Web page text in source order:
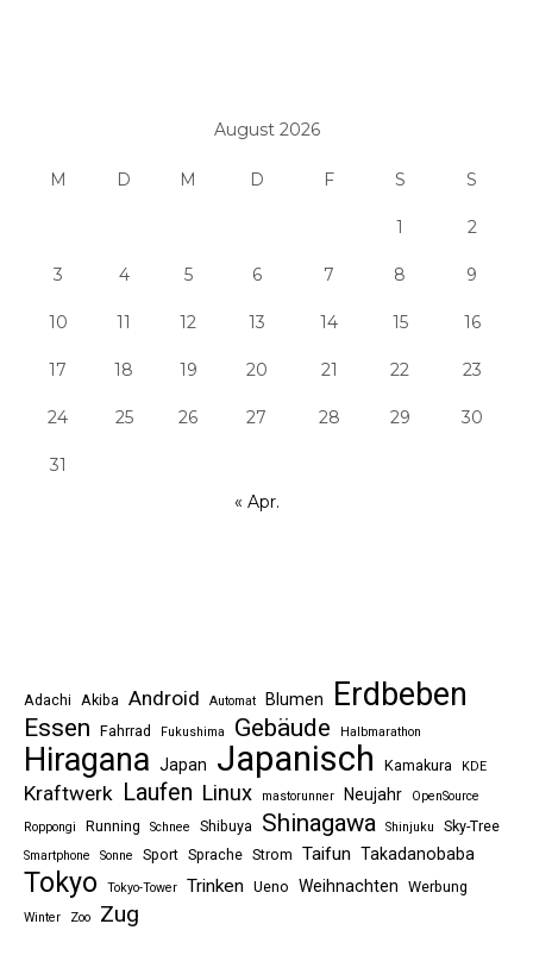
August 2026
M D M D F S S
1 2
3 4 5 6 7 8 9
10 11 12 13 14 15 16
17 18 19 20 21 22 23
24 25 26 27 28 29 30
31
« Apr.
Adachi Akiba Android Automat Blumen Erdbeben
Essen Fahrrad Fukushima Gebäude Halbmarathon
Hiragana Japan Japanisch Kamakura KDE
Kraftwerk Laufen Linux mastorunner Neujahr
OpenSource
Roppongi
Running Schnee Shibuya Shinagawa Shinjuku Sky-Tree
Smartphone Sonne Sport Sprache Strom Taifun Takadanobaba
Tokyo Tokyo-Tower Trinken Ueno Weihnachten Werbung
Winter Zoo Zug